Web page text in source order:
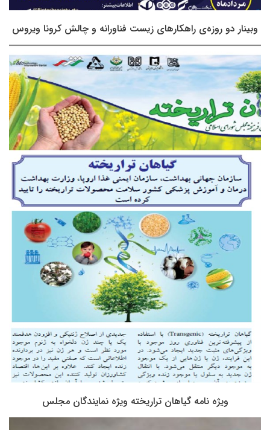
وبینار دو روزه‌ی راهکارهای زیست فناورانه و چالش کرونا ویروس
ویژه نامه گیاهان تراریخته ویژه نمایندگان مجلس